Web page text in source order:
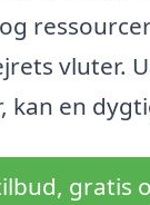
vluter.
kan en
gratis